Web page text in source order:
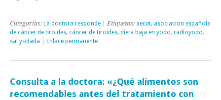
Categorías: La doctora responde | Etiquetas: aecat, asociacion española
de cáncer de tiroides, cáncer de tiroides, dieta baja en yodo, radioyodo,
sal yodada
Enlace permanente
Consulta a la doctora: «¿Qué alimentos son
recomendables antes del tratamiento con